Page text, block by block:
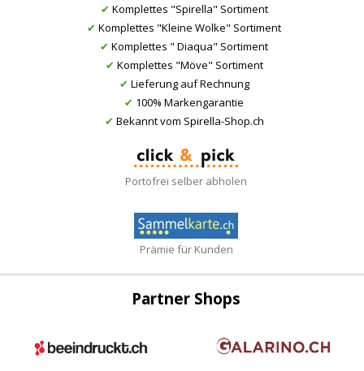
✔ Komplettes "Spirella" Sortiment
✔ Komplettes "Kleine Wolke" Sortiment
✔ Komplettes " Diaqua" Sortiment
✔ Komplettes "Möve" Sortiment
✔ Lieferung auf Rechnung
✔ 100% Markengarantie
✔ Bekannt vom Spirella-Shop.ch
Portofrei selber abholen
Prämie für Kunden
Partner Shops